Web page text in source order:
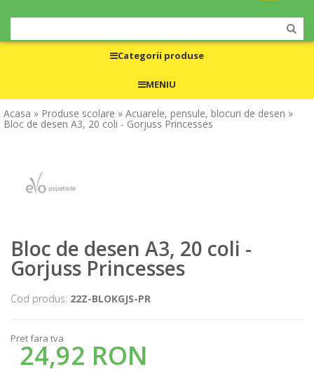
Categorii produse
MENIU
Acasa » Produse scolare » Acuarele, pensule, blocuri de desen »
Bloc de desen A3, 20 coli - Gorjuss Princesses
Bloc de desen A3, 20 coli -
Gorjuss Princesses
Cod produs: 22Z-BLOKGJS-PR
Pret fara tva
24,92 RON